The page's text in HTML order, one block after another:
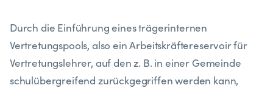
Durch die Einführung eines trägerinternen
Vertretungspools, also ein Arbeitskräftereservoir für
Vertretungslehrer, auf den z. B. in einer Gemeinde
schulübergreifend zurückgegriffen werden kann,